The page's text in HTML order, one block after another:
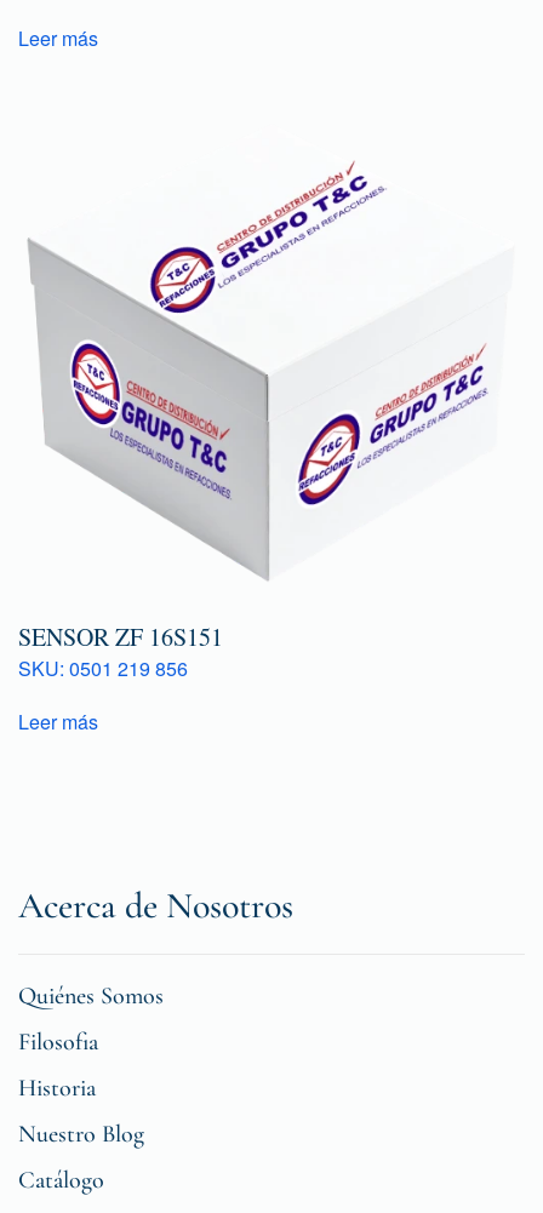
Leer más
SENSOR ZF 16S151
SKU: 0501 219 856
Leer más
Acerca de Nosotros
Quiénes Somos
Filosofia
Historia
Nuestro Blog
Catálogo